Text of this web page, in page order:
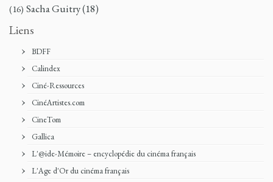
(16) Sacha Guitry(18)
Liens
BDFF
Calindex
Ciné-Ressources
CinéArtistes.com
CineTom
Gallica
L'@ide-Mémoire – encyclopédie du cinéma français
L'Age d'Or du cinéma français